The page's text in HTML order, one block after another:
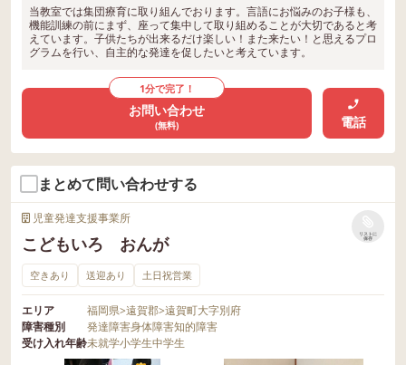
当教室では集団療育に取り組んでおります。言語にお悩みのお子様も、
機能訓練の前にまず、座って集中して取り組めることが大切であると考
えています。子供たちが出来るだけ楽しい！また来たい！と思えるプロ
グラムを行い、自主的な発達を促したいと考えています。
1分で完了！
お問い合わせ
(無料) 電話
まとめて問い合わせする
児童発達支援事業所
こどもいろ おんが
リストに
保存
空きあり 送迎あり 土日祝営業
エリア 福岡県>遠賀郡>遠賀町大字別府
障害種別
発達障害身体障害知的障害
受け入れ年齢未就学小学生中学生